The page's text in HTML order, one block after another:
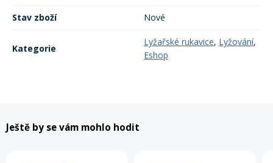
Stav zboží Nové
Kategorie
Lyžařské rukavice, Lyžování,
Eshop
Ještě by se vám mohlo hodit